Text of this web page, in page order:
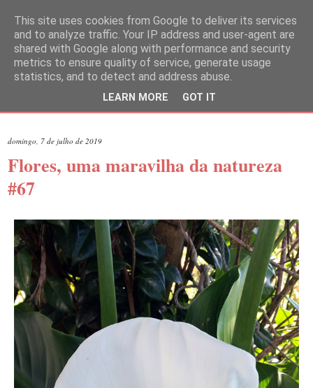
domingo, 7 de julho de 2019
Flores, uma maravilha da natureza
#67
This site uses cookies from Google to deliver its services
and to analyze traffic. Your IP address and user-agent are
shared with Google along with performance and security
metrics to ensure quality of service, generate usage
statistics, and to detect and address abuse.
LEARN MORE GOT IT